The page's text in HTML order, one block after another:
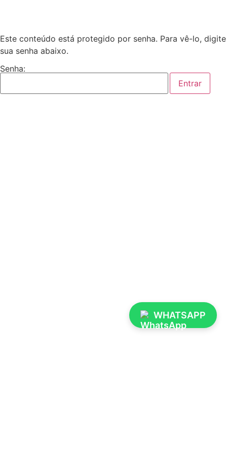
Este conteúdo está protegido por senha. Para vê-lo, digite
sua senha abaixo.
Senha:
WHATSAPP